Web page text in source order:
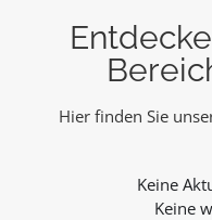
Hier finden Sie
Keine